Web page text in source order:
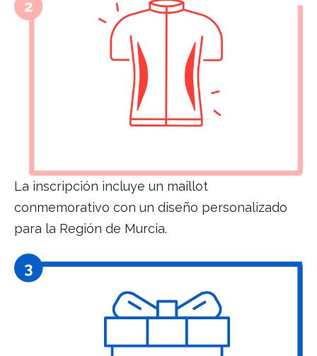
La inscripción incluye un maillot
conmemorativo con un diseño personalizado
para la Región de Murcia.